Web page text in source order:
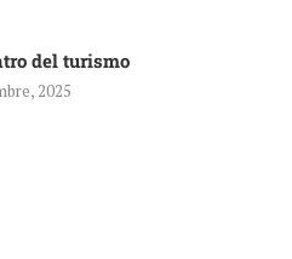
del turismo
2025